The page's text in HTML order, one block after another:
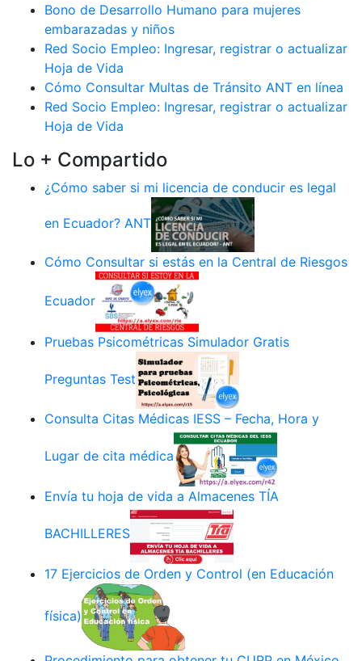
Bono de Desarrollo Humano para mujeres
embarazadas y niños
Red Socio Empleo: Ingresar, registrar o actualizar
Hoja de Vida
Cómo Consultar Multas de Tránsito ANT en línea
Red Socio Empleo: Ingresar, registrar o actualizar
Hoja de Vida
Lo + Compartido
¿Cómo saber si mi licencia de conducir es legal
en Ecuador? ANT
Cómo Consultar si estás en la Central de Riesgos
Ecuador
Pruebas Psicométricas Simulador Gratis
Preguntas Test
Consulta Citas Médicas IESS – Fecha, Hora y
Lugar de cita médica
Envía tu hoja de vida a Almacenes TÍA
BACHILLERES
17 Ejercicios de Orden y Control (en Educación
física)